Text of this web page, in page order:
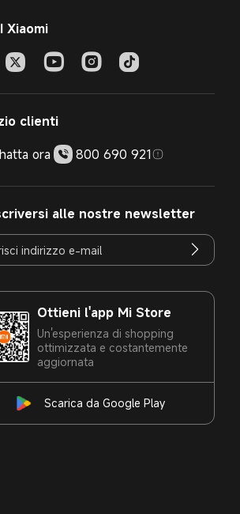
Xiaomi
clienti
ora
800 690 921
alle nostre newsletter
Ottieni l'app Mi Store
Un'esperienza di shopping
ottimizzata e costantemente
aggiornata
Scarica da Google Play